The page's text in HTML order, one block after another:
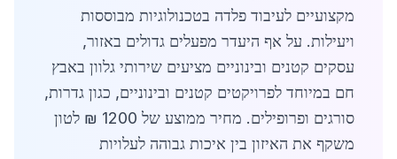
מקצועיים לעיבוד פלדה בטכנולוגיות מבוססות
ויעילות. על אף היעדר מפעלים גדולים באזור,
עסקים קטנים ובינוניים מציעים שירותי גלוון באבץ
חם במיוחד לפרויקטים קטנים ובינוניים, כגון גדרות,
סורגים ופרופילים. מחיר ממוצע של 1200 ₪ לטון
משקף את האיזון בין איכות גבוהה לעלויות